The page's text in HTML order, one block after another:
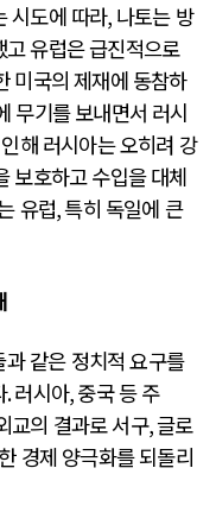
시도에 따라, 나토는 방
유럽은 급진적으로
미국의 제재에 동참하
무기를 보내면서 러시
해 러시아는 오히려 강
보호하고 수입을 대체
유럽,특히 독일에 큰
같은 정치적 요구를
.러시아,중국 등 주
교의 결과로 서구,글로
경제 양극화를 되돌리